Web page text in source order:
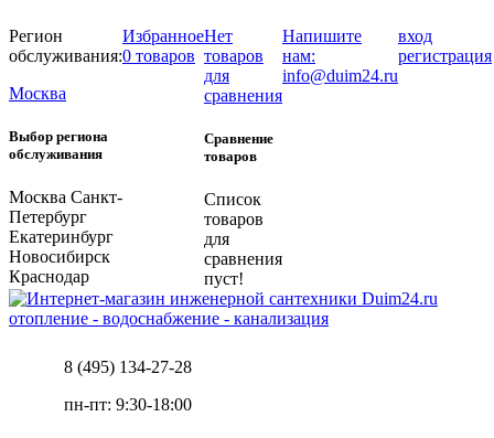
Регион
обслуживания:
Москва
Выбор региона
обслуживания
Москва Санкт-
Петербург
Екатеринбург
Новосибирск
Краснодар
Избранное
0 товаров
Нет
товаров
для
сравнения
Сравнение
товаров
Список
товаров
для
сравнения
пуст!
Напишите
нам:
info@duim24.ru
вход
регистрация
отопление - водоснабжение - канализация
8 (495) 134-27-28
пн-пт: 9:30-18:00